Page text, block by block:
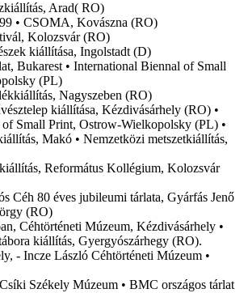
Arad( RO)
• CSOMA, Kovászna (RO)
Kolozsvár (RO)
kiállítása, Ingolstadt (D)
Bukarest • International Biennal of Small
(PL)
Nagyszeben (RO)
kiállítása, Kézdivásárhely (RO) •
Small Print, Ostrow-Wielkopolsky (PL) •
Makó • Nemzetközi metszetkiállítás,
Református Kollégium, Kolozsvár
Céh 80 éves jubileumi tárlata, Gyárfás Jenő
(RO)
Céhtörténeti Múzeum, Kézdivásárhely •
kiállítás, Gyergyószárhegy (RO).
- Incze László Céhtörténeti Múzeum •
Székely Múzeum • BMC országos tárlat